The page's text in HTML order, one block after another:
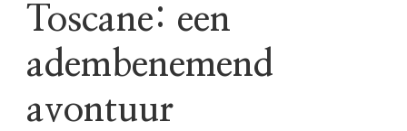
Toscane: een
adembenemend
avontuur